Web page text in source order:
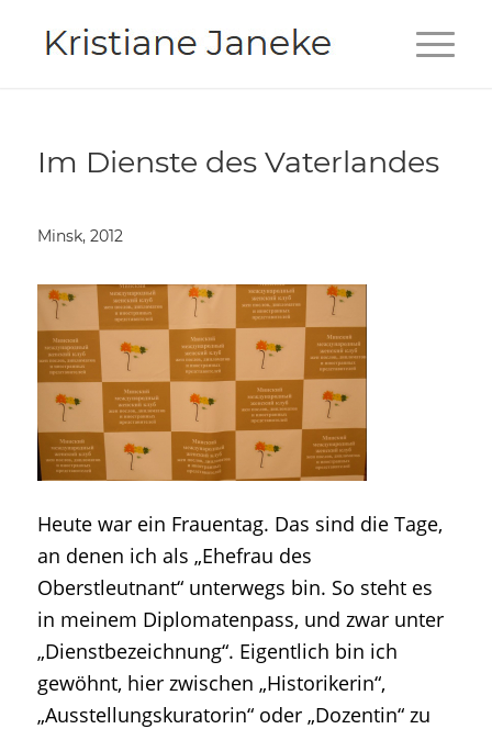
Im Dienste des Vaterlandes
Minsk, 2012
Heute war ein Frauentag. Das sind die Tage,
an denen ich als „Ehefrau des
Oberstleutnant“ unterwegs bin. So steht es
in meinem Diplomatenpass, und zwar unter
„Dienstbezeichnung“. Eigentlich bin ich
gewöhnt, hier zwischen „Historikerin“,
„Ausstellungskuratorin“ oder „Dozentin“ zu